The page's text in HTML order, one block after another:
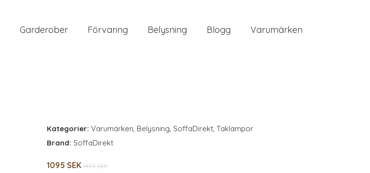
Garderober Förvaring Belysning Blogg Varumärken
Kategorier: Varumärken, Belysning, SoffaDirekt, Taklampor
Brand: SoffaDirekt
1095 SEK 1495 SEK